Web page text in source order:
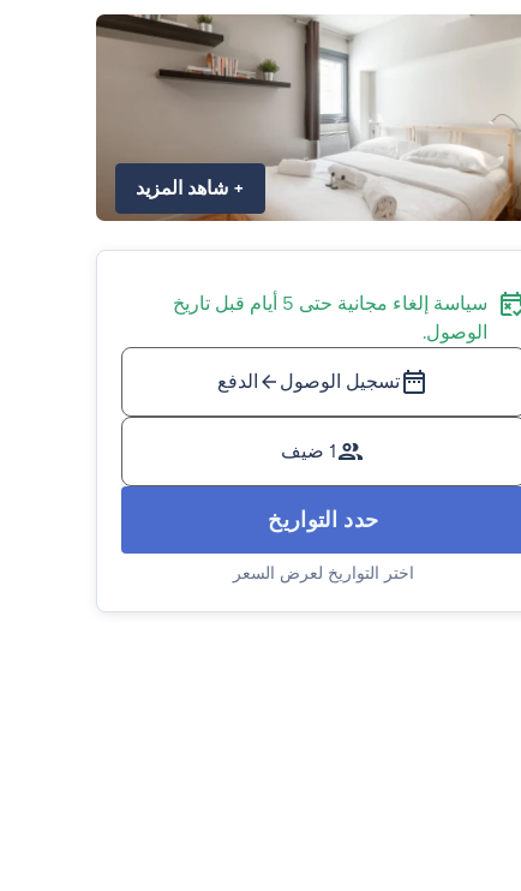
+ شاهد المزيد
سياسة إلغاء مجانية حتى 5 أيام قبل تاريخ
الوصول.
تسجيل الوصول الدفع
1 ضيف
حدد التواريخ
اختر التواريخ لعرض السعر